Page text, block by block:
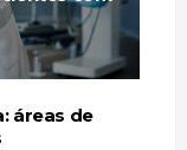
áreas de